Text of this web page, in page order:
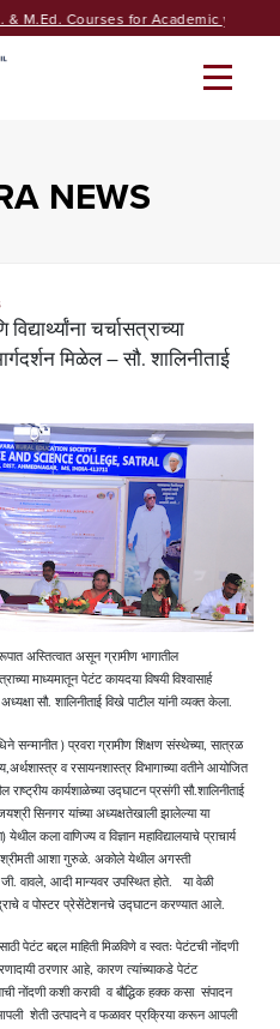
M.Ed. Courses for Academic year
NEWS
चर्चासत्राच्या
मिळेल – सौ. शालिनीताई
अस्तित्वात असून ग्रामीण भागातील
माध्यमातून पेटंट कायदया विषयी विश्वासार्ह
सौ. शालिनीताई विखे पाटील यांनी व्यक्त केला.
सन्मानीत ) प्रवरा ग्रामीण शिक्षण संस्थेच्या, सात्रळ
व रसायनशास्त्र विभागाच्या वतीने आयोजित
कार्यशाळेच्या उद्घाटन प्रसंगी सौ.शालिनीताई
जयश्री सिनगर यांच्या अध्यक्षतेखाली झालेल्या या
कला वाणिज्य व विज्ञान महाविद्यालयाचे प्राचार्य
आशा गुरुळे. अकोले येथील अगस्ती
जी. वावले, आदी मान्यवर उपस्थित होते. या वेळी
केंद्राचे व पोस्टर प्रेसेंटेशनचे उद्घाटन करण्यात आले.
पेटंट बद्दल माहिती मिळविणे व स्वतः पेटंटची नोंदणी
ठरणार आहे, कारण त्यांच्याकडे पेटंट
नोंदणी कशी करावी व बौद्धिक हक्क कसा संपादन
आपली शेती उत्पादने व फळावर प्रक्रिया करून आपली